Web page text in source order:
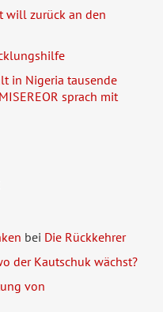
will zurück an den
in Nigeria tausende
sprach mit
bei Die Rückkehrer
der Kautschuk wächst?
von